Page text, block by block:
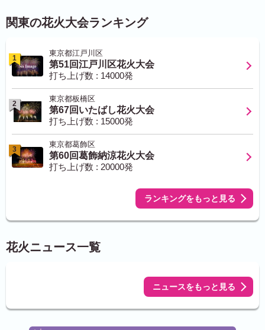
関東の花火大会ランキング
1
東京都江戸川区
第51回江戸川区花火大会
打ち上げ数 : 14000発
2
東京都板橋区
第67回いたばし花火大会
打ち上げ数 : 15000発
3
東京都葛飾区
第60回葛飾納涼花火大会
打ち上げ数 : 20000発
ランキングをもっと見る
花火ニュース一覧
ニュースをもっと見る